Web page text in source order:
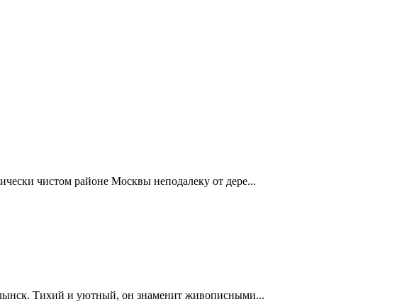
чистом районе Москвы неподалеку от дере...
Тихий и уютный, он знаменит живописными...